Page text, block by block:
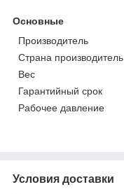
Основные
Производитель
Страна производитель
Вес
Гарантийный срок
Рабочее давление
Условия доставки